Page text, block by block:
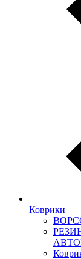
Коврики